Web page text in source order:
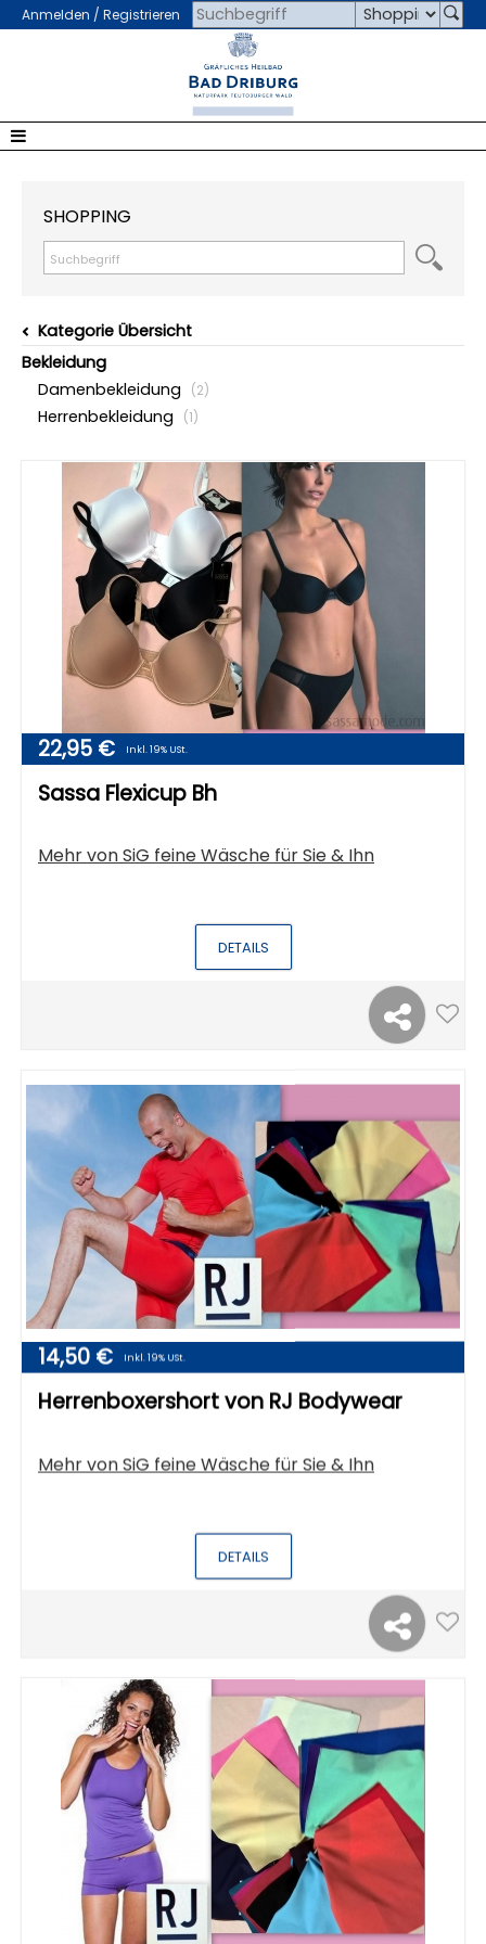
Anmelden / Registrieren
SHOPPING
Kategorie Übersicht
Bekleidung
Damenbekleidung
(2)
Herrenbekleidung (1)
22,95 € Inkl. 19% USt.
Sassa Flexicup Bh
Mehr vonSiG feine Wäsche für Sie & Ihn
DETAILS
14,50 € Inkl. 19% USt.
Herrenboxershort von RJ Bodywear
Mehr vonSiG feine Wäsche für Sie & Ihn
DETAILS